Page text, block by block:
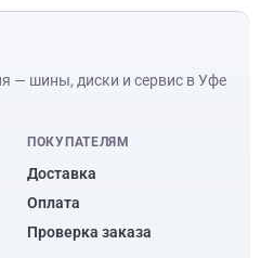
— шины, диски и сервис в Уфе
ПОКУПАТЕЛЯМ
Доставка
Оплата
Проверка заказа